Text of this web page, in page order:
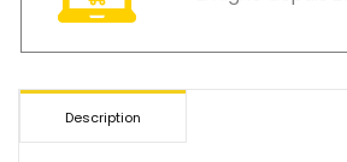
Description